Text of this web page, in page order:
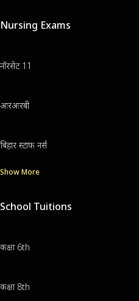
Nursing Exams
नॉरसेट 11
आरआरबी
बिहार स्टाफ नर्स
Show More
School Tuitions
कक्षा 6th
कक्षा 8th